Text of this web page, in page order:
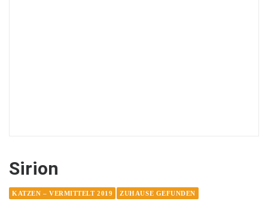
Sirion
KATZEN – VERMITTELT 2019 ZUHAUSE GEFUNDEN